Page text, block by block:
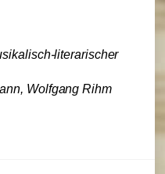
literarischer
Wolfgang Rihm